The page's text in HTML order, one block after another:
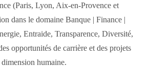
(Paris, Lyon, Aix-en-Provence et
dans le domaine Banque | Finance |
Entraide, Transparence, Diversité,
opportunités de carrière et des projets
humaine.